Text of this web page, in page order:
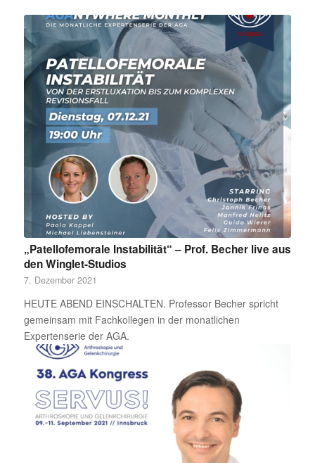
„Patellofemorale Instabilität“ – Prof. Becher live aus
den Winglet-Studios
7. Dezember 2021
HEUTE ABEND EINSCHALTEN. Professor Becher spricht
gemeinsam mit Fachkollegen in der monatlichen
Expertenserie der AGA.